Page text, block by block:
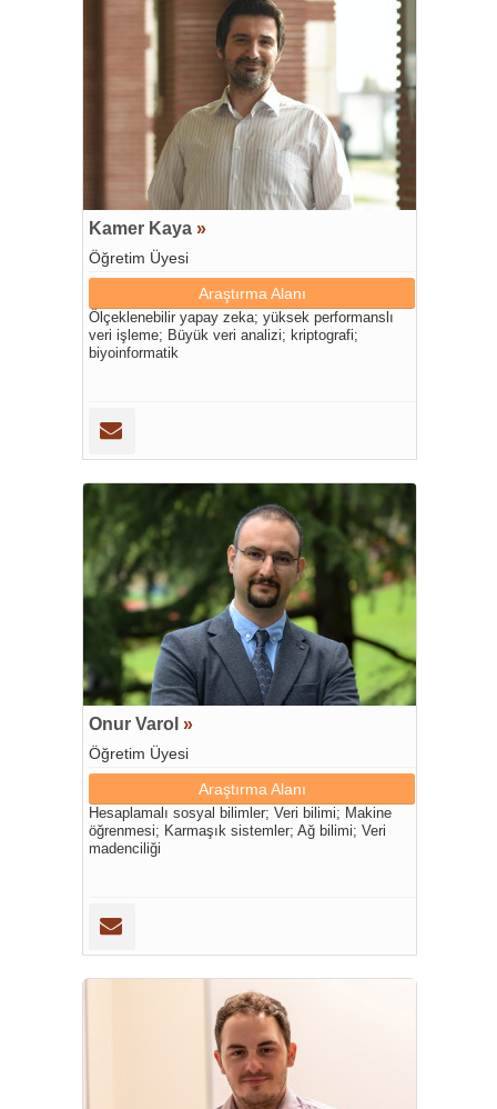
Kamer Kaya »
Öğretim Üyesi
Araştırma Alanı
Ölçeklenebilir yapay zeka; yüksek performanslı
veri işleme; Büyük veri analizi; kriptografi;
biyoinformatik
Onur Varol »
Öğretim Üyesi
Araştırma Alanı
Hesaplamalı sosyal bilimler; Veri bilimi; Makine
öğrenmesi; Karmaşık sistemler; Ağ bilimi; Veri
madenciliği